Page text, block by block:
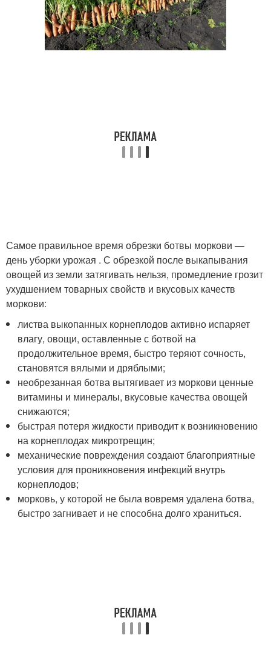
Самое правильное время обрезки ботвы моркови —
день уборки урожая . С обрезкой после выкапывания
овощей из земли затягивать нельзя, промедление грозит
ухудшением товарных свойств и вкусовых качеств
моркови:
листва выкопанных корнеплодов активно испаряет
влагу, овощи, оставленные с ботвой на
продолжительное время, быстро теряют сочность,
становятся вялыми и дряблыми;
необрезанная ботва вытягивает из моркови ценные
витамины и минералы, вкусовые качества овощей
снижаются;
быстрая потеря жидкости приводит к возникновению
на корнеплодах микротрещин;
механические повреждения создают благоприятные
условия для проникновения инфекций внутрь
корнеплодов;
морковь, у которой не была вовремя удалена ботва,
быстро загнивает и не способна долго храниться.